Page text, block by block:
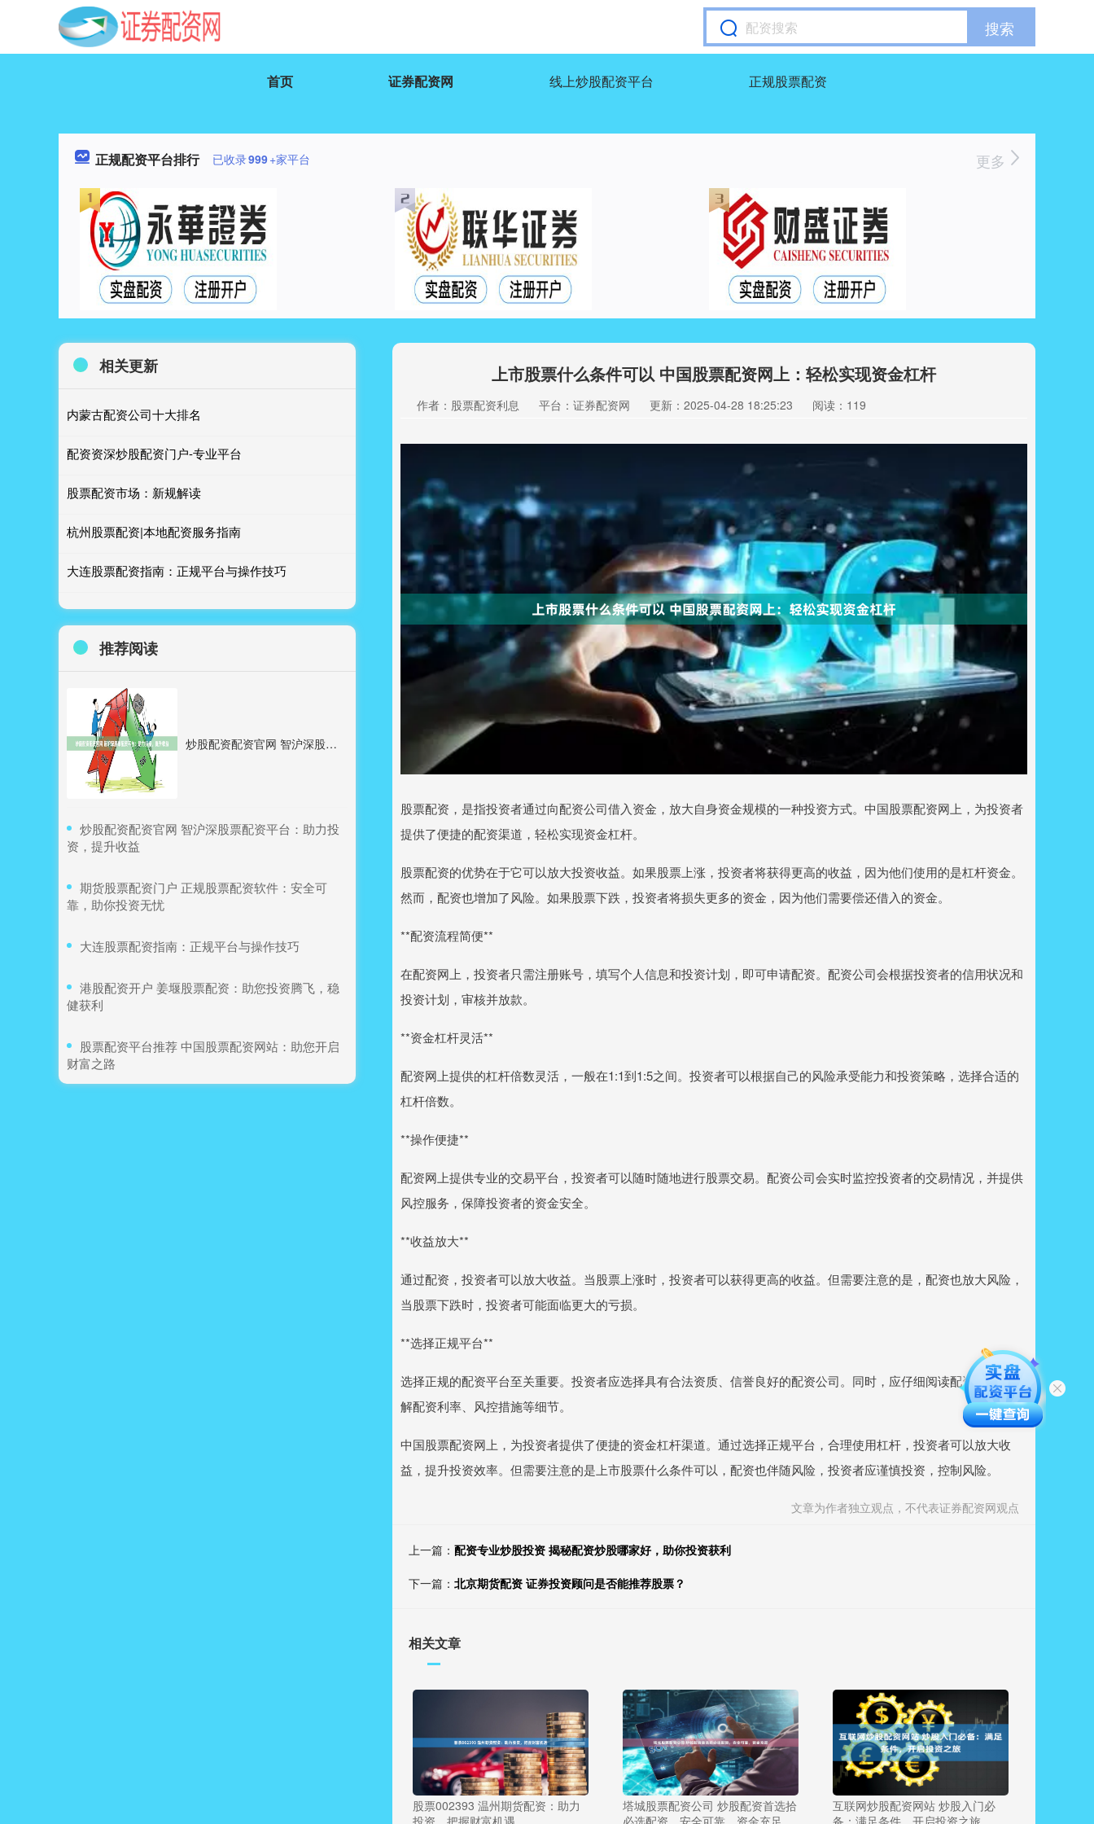
搜索
首页 证券配资网 线上炒股配资平台 正规股票配资
正规配资平台排行 已收录999+家平台 更多
上市股票什么条件可以 中国股票配资网上：轻松实现资金杠杆
作者：股票配资利息 平台：证券配资网 更新：2025-04-28 18:25:23 阅读：119
股票配资，是指投资者通过向配资公司借入资金，放大自身资金规模的一种投资方式。中国股票配资网上，为投资者
提供了便捷的配资渠道，轻松实现资金杠杆。
股票配资的优势在于它可以放大投资收益。如果股票上涨，投资者将获得更高的收益，因为他们使用的是杠杆资金。
然而，配资也增加了风险。如果股票下跌，投资者将损失更多的资金，因为他们需要偿还借入的资金。
**配资流程简便**
在配资网上，投资者只需注册账号，填写个人信息和投资计划，即可申请配资。配资公司会根据投资者的信用状况和
投资计划，审核并放款。
**资金杠杆灵活**
配资网上提供的杠杆倍数灵活，一般在1:1到1:5之间。投资者可以根据自己的风险承受能力和投资策略，选择合适的
杠杆倍数。
**操作便捷**
配资网上提供专业的交易平台，投资者可以随时随地进行股票交易。配资公司会实时监控投资者的交易情况，并提供
风控服务，保障投资者的资金安全。
**收益放大**
通过配资，投资者可以放大收益。当股票上涨时，投资者可以获得更高的收益。但需要注意的是，配资也放大风险，
当股票下跌时，投资者可能面临更大的亏损。
**选择正规平台**
选择正规的配资平台至关重要。投资者应选择具有合法资质、信誉良好的配资公司。同时，应仔细阅读配资协议，了
解配资利率、风控措施等细节。
中国股票配资网上，为投资者提供了便捷的资金杠杆渠道。通过选择正规平台，合理使用杠杆，投资者可以放大收
益，提升投资效率。但需要注意的是上市股票什么条件可以，配资也伴随风险，投资者应谨慎投资，控制风险。
文章为作者独立观点，不代表证券配资网观点
上一篇： 配资专业炒股投资 揭秘配资炒股哪家好，助你投资获利
下一篇： 北京期货配资 证券投资顾问是否能推荐股票？
相关文章
股票002393 温州期货配资：助力
投资，把握财富机遇
塔城股票配资公司 炒股配资首选拾
必选配资，安全可靠，资金充足
互联网炒股配资网站 炒股入门必
备：满足条件，开启投资之旅
相关更新
内蒙古配资公司十大排名
配资资深炒股配资门户-专业平台
股票配资市场：新规解读
杭州股票配资|本地配资服务指南
大连股票配资指南：正规平台与操作技巧
推荐阅读
炒股配资配资官网 智沪深股票配资平台：助力投资，提升收益
​炒股配资配资官网 智沪深股票配资平台：助力投
资，提升收益
​期货股票配资门户 正规股票配资软件：安全可
靠，助你投资无忧
​大连股票配资指南：正规平台与操作技巧
​港股配资开户 姜堰股票配资：助您投资腾飞，稳
健获利
​股票配资平台推荐 中国股票配资网站：助您开启
财富之路